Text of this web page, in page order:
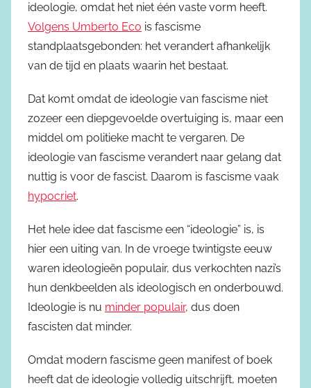
ideologie, omdat het niet één vaste vorm heeft.
Volgens Umberto Eco is fascisme
standplaatsgebonden: het verandert afhankelijk
van de tijd en plaats waarin het bestaat.
Dat komt omdat de ideologie van fascisme niet
zozeer een diepgevoelde overtuiging is, maar een
middel om politieke macht te vergaren. De
ideologie van fascisme verandert naar gelang dat
nuttig is voor de fascist. Daarom is fascisme vaak
hypocriet.
Het hele idee dat fascisme een “ideologie” is, is
hier een uiting van. In de vroege twintigste eeuw
waren ideologieën populair, dus verkochten nazi’s
hun denkbeelden als ideologisch en onderbouwd.
Ideologie is nu minder populair, dus doen
fascisten dat minder.
Omdat modern fascisme geen manifest of boek
heeft dat de ideologie volledig uitschrijft, moeten